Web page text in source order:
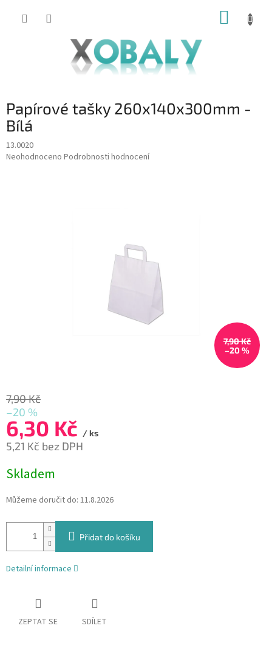
KOŠÍK
Papírové tašky 260x140x300mm -
Bílá
13.0020
Průměrné
Neohodnoceno Podrobnosti hodnocení
7,90 Kč
–20 %
7,90 Kč
–20 %
6,30 Kč / ks
5,21 Kč bez DPH
cena:
Skladem
Můžeme doručit do: 11.8.2026
Přidat do košíku
Detailní informace
ZEPTAT SE SDÍLET